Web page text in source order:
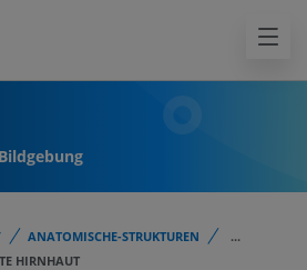
Bildgebung
ANATOMISCHE-STRUKTUREN
...
HIRNHAUT